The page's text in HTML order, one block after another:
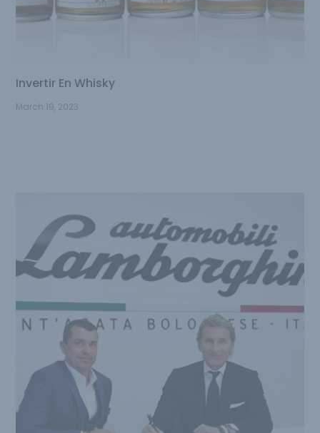
Invertir En Whisky
March 19, 2023